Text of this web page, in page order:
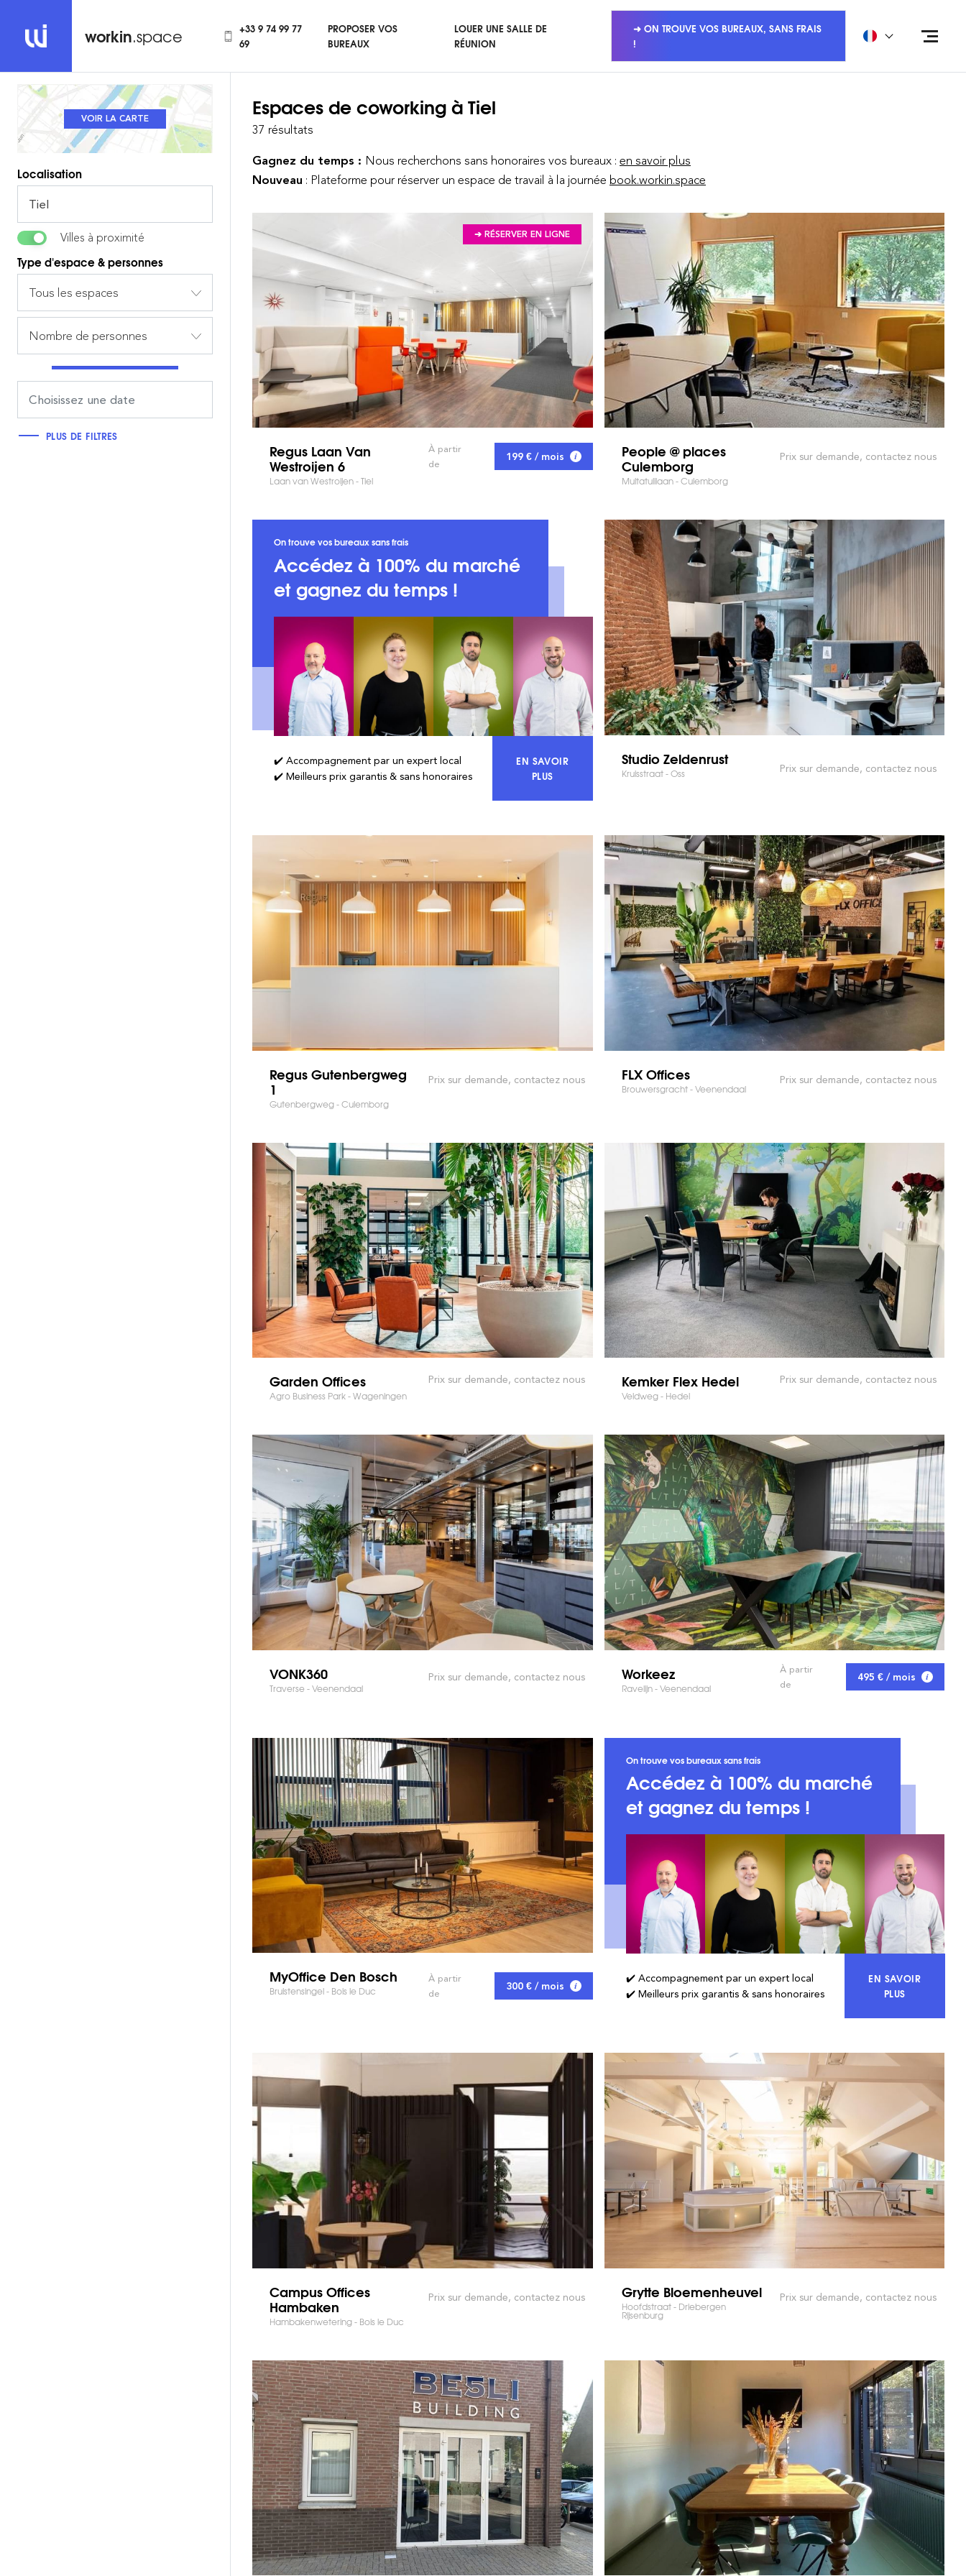
workin.space
+33 9 74 99 77
69
PROPOSER VOS
BUREAUX
LOUER UNE SALLE DE
RÉUNION
➜ ON TROUVE VOS BUREAUX, SANS FRAIS
!
REVENIR À LA LISTE
VOIR LA CARTE
Localisation
Villes à proximité
Type d'espace & personnes
Tous les espaces
Nombre de personnes
PLUS DE FILTRES
Espaces de coworkingà Tiel
37 résultats
Gagnez du temps : Nous recherchons sans honoraires vos bureaux : en savoir plus
Nouveau : Plateforme pour réserver un espace de travail à la journée book.workin.space
➔ RÉSERVER EN LIGNE
Regus Laan Van
Westroijen 6
Laan van Westroijen - Tiel
À partir
de
199 € / mois People @ places
Culemborg
Multatulilaan - Culemborg
Prix sur demande, contactez nous
On trouve vos bureaux sans frais
Accédez à 100% du marché
et gagnez du temps !
✔️ Accompagnement par un expert local
✔️ Meilleurs prix garantis & sans honoraires
EN SAVOIR
PLUSACCÉDEZ À 100% DU MARCHÉ ET GAGNEZ DU TEMPS !
Studio Zeldenrust
Kruisstraat - Oss Prix sur demande, contactez nous
Regus Gutenbergweg
1
Gutenbergweg - Culemborg
Prix sur demande, contactez nous FLX Offices
Brouwersgracht - Veenendaal
Prix sur demande, contactez nous
Garden Offices
Agro Business Park - Wageningen
Prix sur demande, contactez nous Kemker Flex Hedel
Veldweg - Hedel
Prix sur demande, contactez nous
VONK360
Traverse - Veenendaal
Prix sur demande, contactez nous Workeez
Ravelijn - Veenendaal
À partir
de
495 € / mois
MyOffice Den Bosch
Bruistensingel - Bois le Duc
À partir
de
300 € / mois
On trouve vos bureaux sans frais
Accédez à 100% du marché
et gagnez du temps !
✔️ Accompagnement par un expert local
✔️ Meilleurs prix garantis & sans honoraires
EN SAVOIR
PLUSACCÉDEZ À
Campus Offices
Hambaken
Hambakenwetering - Bois le Duc
Prix sur demande, contactez nous Grytte Bloemenheuvel
Hoofdstraat - Driebergen
Rijsenburg
Prix sur demande, contactez nous